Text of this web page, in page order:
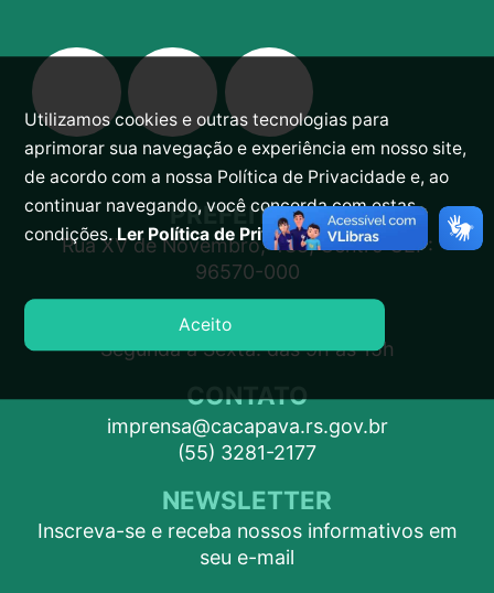
PREFEITURA
Rua XV de Novembro, 438, Centro CEP:
96570-000
ATENDIMENTO
Segunda a Sexta: das 9h às 15h
CONTATO
imprensa@cacapava.rs.gov.br
(55) 3281-2177
NEWSLETTER
Inscreva-se e receba nossos informativos em
seu e-mail
Utilizamos cookies e outras tecnologias para
aprimorar sua navegação e experiência em nosso site,
de acordo com a nossa Política de Privacidade e, ao
continuar navegando, você concorda com estas
condições.Ler Política de Privacidade.
Aceito